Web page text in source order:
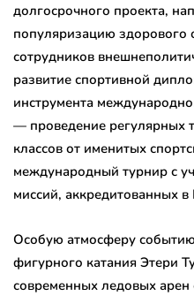
долгосрочного проекта,
популяризацию здорового
сотрудников
развитие спортивной
инструмента
— проведение регулярных
классов от именитых
международный турнир с
миссий, аккредитованных в
Особую атмосферу
фигурного катания Этери
современных ледовых арен